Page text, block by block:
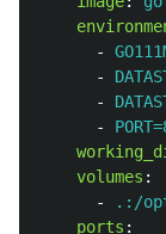
-
-
-
-
volumes :
-
.:/
ports :